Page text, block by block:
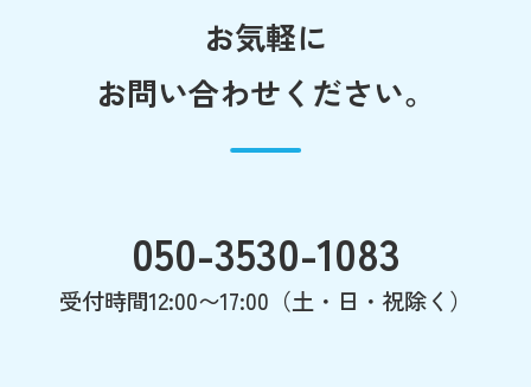
お気軽に
お問い合わせください。
050-3530-1083
受付時間12:00〜17:00（土・日・祝除く）